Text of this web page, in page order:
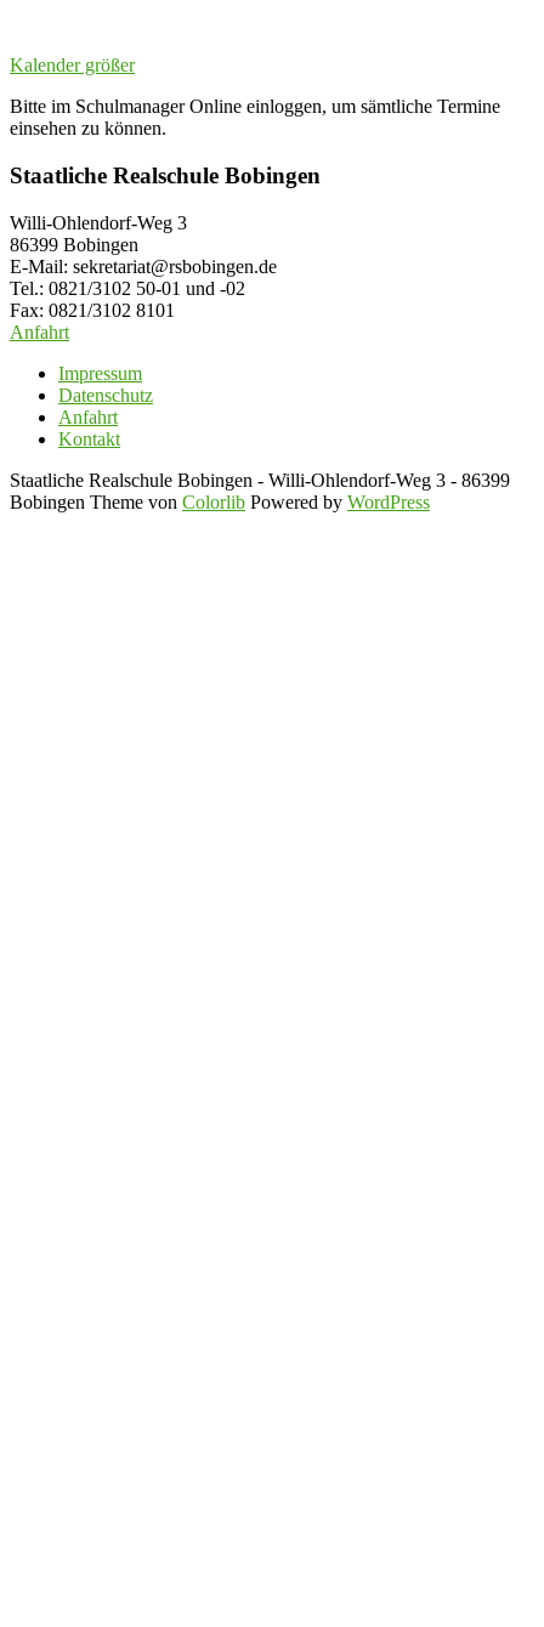
Kalender größer
Bitte im Schulmanager Online einloggen, um sämtliche Termine
einsehen zu können.
Staatliche Realschule Bobingen
Willi-Ohlendorf-Weg 3
86399 Bobingen
E-Mail: sekretariat@rsbobingen.de
Tel.: 0821/3102 50-01 und -02
Fax: 0821/3102 8101
Anfahrt
Impressum
Datenschutz
Anfahrt
Kontakt
Staatliche Realschule Bobingen - Willi-Ohlendorf-Weg 3 - 86399
Bobingen Theme von Colorlib Powered by WordPress